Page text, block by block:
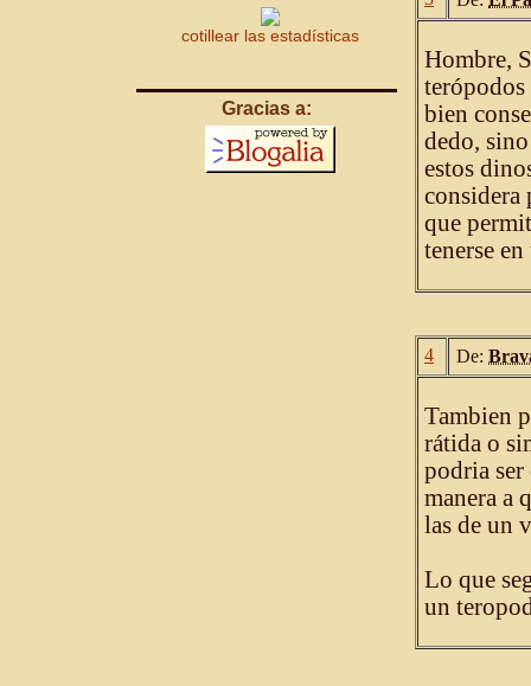
cotillear las estadísticas
Gracias a:
Hombre,
terópodos
bien
dedo,
estos
considera
que
tenerse
4 De:
Tambien
rátida o
podria
manera a
las de un
Lo que
un